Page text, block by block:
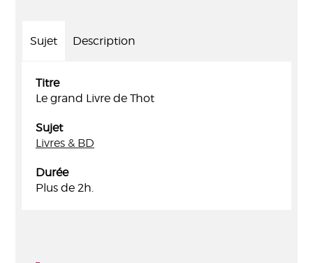
Sujet Description
Titre
Le grand Livre de Thot
Sujet
Livres & BD
Durée
Plus de 2h.